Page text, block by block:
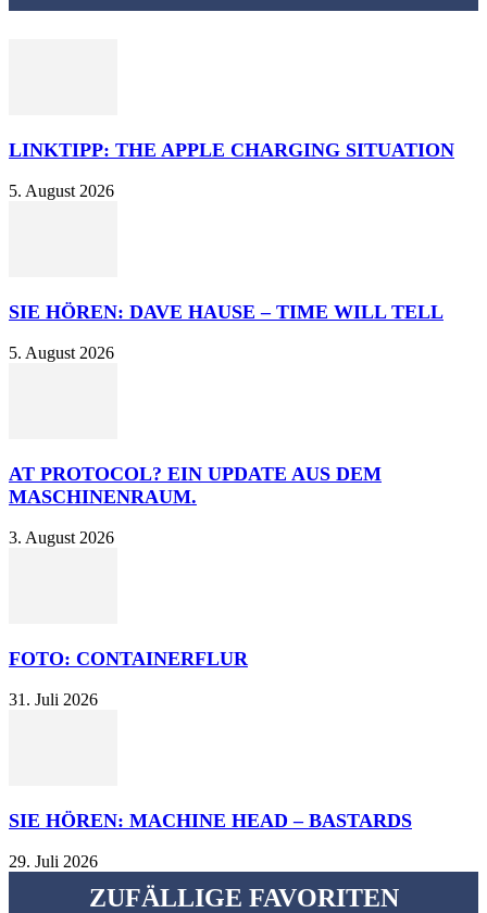
LINKTIPP: THE APPLE CHARGING SITUATION
5. August 2026
SIE HÖREN: DAVE HAUSE – TIME WILL TELL
5. August 2026
AT PROTOCOL? EIN UPDATE AUS DEM
MASCHINENRAUM.
3. August 2026
FOTO: CONTAINERFLUR
31. Juli 2026
SIE HÖREN: MACHINE HEAD – BASTARDS
29. Juli 2026
ZUFÄLLIGE FAVORITEN